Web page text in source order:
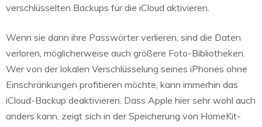
verschlüsselten Backups für die iCloud aktivieren.
Wenn sie dann ihre Passwörter verlieren, sind die Daten
verloren, möglicherweise auch größere Foto-Bibliotheken.
Wer von der lokalen Verschlüsselung seines iPhones ohne
Einschränkungen profitieren möchte, kann immerhin das
iCloud-Backup deaktivieren. Dass Apple hier sehr wohl auch
anders kann, zeigt sich in der Speicherung von HomeKit-